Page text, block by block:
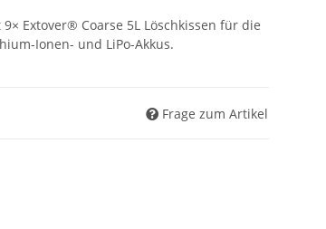
Extover® Coarse 5L Löschkissen für die
Ionen- und LiPo-Akkus.
Frage zum Artikel